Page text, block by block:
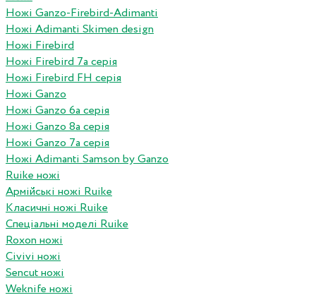
Ножі Ganzo-Firebird-Adimanti
Ножі Adimanti Skimen design
Ножі Firebird
Ножі Firebird 7а серія
Ножі Firebird FH серія
Ножі Ganzo
Ножі Ganzo 6а серія
Ножі Ganzo 8а серія
Ножі Ganzo 7а серія
Ножі Adimanti Samson by Ganzo
Ruike ножі
Армійські ножі Ruike
Класичні ножі Ruike
Спеціальні моделі Ruike
Roxon ножi
Civivi ножі
Sencut ножі
Weknife ножі